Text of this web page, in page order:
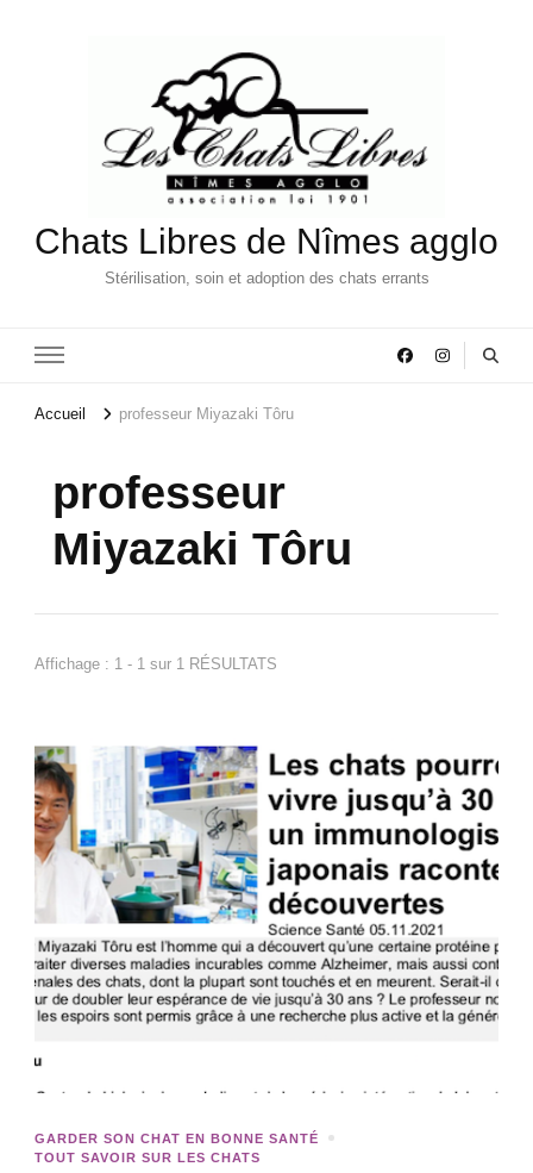
Chats Libres de Nîmes agglo
Stérilisation, soin et adoption des chats errants
Accueil professeur Miyazaki Tôru
professeur
Miyazaki Tôru
Affichage : 1 - 1 sur 1 RÉSULTATS
GARDER SON CHAT EN BONNE SANTÉ
TOUT SAVOIR SUR LES CHATS